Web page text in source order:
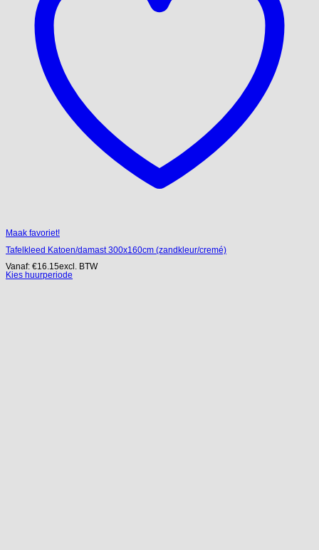
Maak favoriet!
Tafelkleed Katoen/damast 300x160cm (zandkleur/cremé)
Vanaf: €16.15excl. BTW
Kies huurperiode